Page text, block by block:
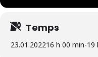
Temps
23.01.202216 h 00 min-19